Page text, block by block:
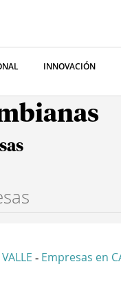
INNOVACIÓN
- Empresas en